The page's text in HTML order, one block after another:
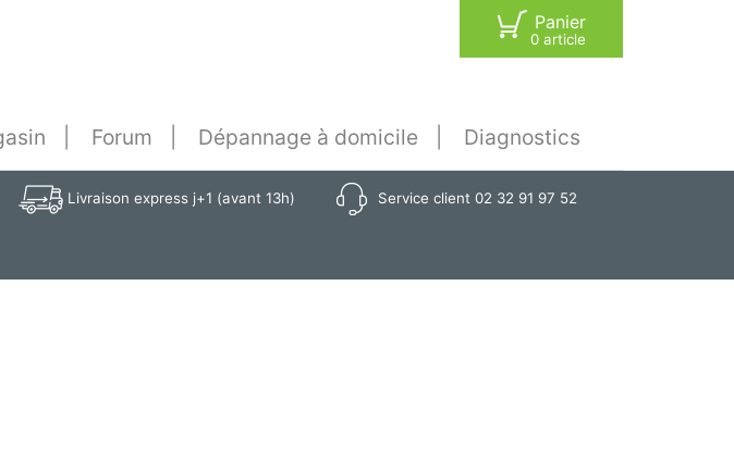
Panier
0 article
Forum Dépannage à domicile Diagnostics
Livraison express j+1 (avant 13h) Service client 02 32 91 97 52